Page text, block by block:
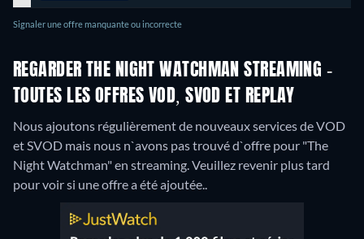
Signaler une offre manquante ou incorrecte
REGARDER THE NIGHT WATCHMAN STREAMING -
TOUTES LES OFFRES VOD, SVOD ET REPLAY
Nous ajoutons régulièrement de nouveaux services de VOD
et SVOD mais nous n`avons pas trouvé d`offre pour "The
Night Watchman" en streaming. Veuillez revenir plus tard
pour voir si une offre a été ajoutée..